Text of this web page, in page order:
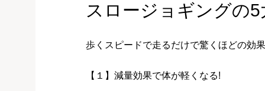
スロージョギングの
歩くスピードで走るだけで驚くほどの効
【１】減量効果で体が軽くなる!